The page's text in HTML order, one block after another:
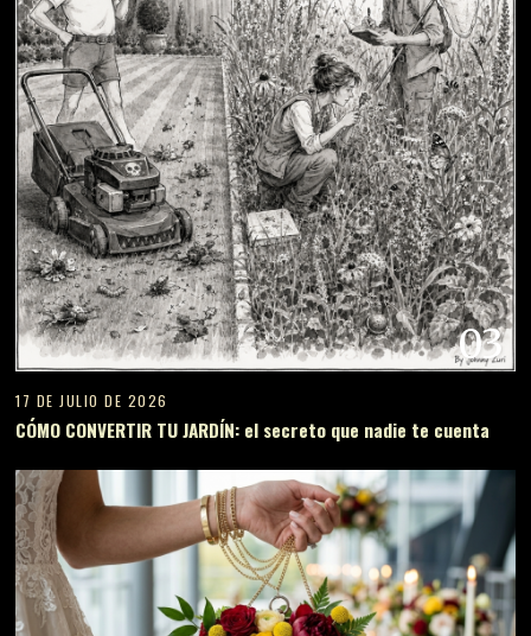
03
17 DE JULIO DE 2026
CÓMO CONVERTIR TU JARDÍN: el secreto que nadie te cuenta